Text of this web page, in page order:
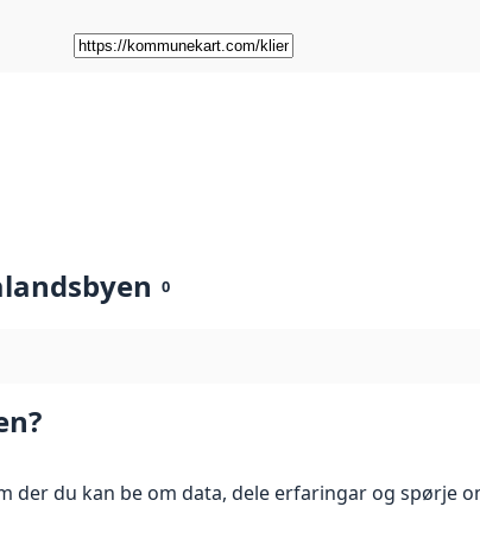
0
der du kan be om data, dele erfaringar og spørje